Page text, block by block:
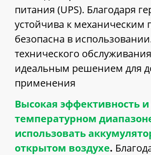
питания (UPS). Благодаря
устойчива к
безопасна в
технического
идеальным решением для
применения
Высокая эффективность
температурном
использовать
открытом воздухе.